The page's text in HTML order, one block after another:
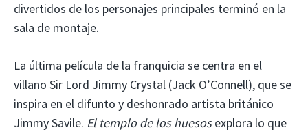
divertidos de los personajes principales terminó en la
sala de montaje.
La última película de la franquicia se centra en el
villano Sir Lord Jimmy Crystal (Jack O’Connell), que se
inspira en el difunto y deshonrado artista británico
Jimmy Savile. El templo de los huesosexplora lo que